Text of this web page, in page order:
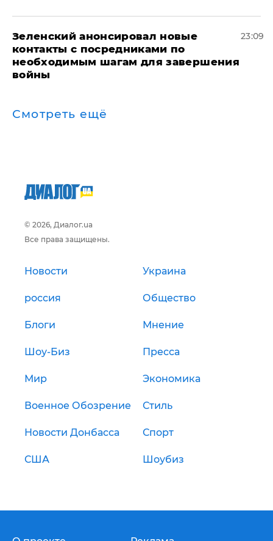
Зеленский анонсировал новые
контакты с посредниками по
необходимым шагам для завершения
войны
23:09
Смотреть ещё
© 2026, Диалог.ua
Все права защищены.
Новости Украина
россия Общество
Блоги Мнение
Шоу-Биз Пресса
Мир Экономика
Военное Обозрение Стиль
Новости Донбасса Спорт
США Шоубиз